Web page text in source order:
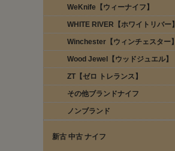
WeKnife【ウィーナイフ】
WHITE RIVER【ホワイトリバー】
Winchester【ウィンチェスター】
Wood Jewel【ウッドジュエル】
ZT【ゼロ トレランス】
その他ブランドナイフ
ノンブランド
新古 中古 ナイフ